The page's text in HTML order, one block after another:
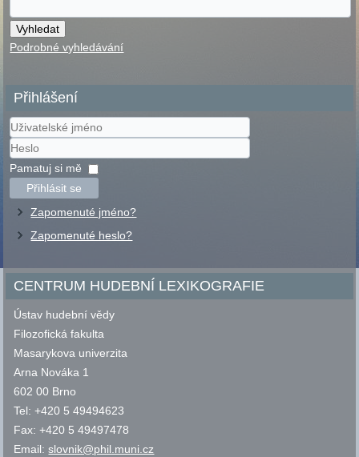
Podrobné vyhledávání
Přihlášení
Uživatelské
jméno
Heslo
Pamatuj si mě
Přihlásit se
Zapomenuté jméno?
Zapomenuté heslo?
CENTRUM HUDEBNÍ LEXIKOGRAFIE
Ústav hudební vědy
Filozofická fakulta
Masarykova univerzita
Arna Nováka 1
602 00 Brno
Tel: +420 5 49494623
Fax: +420 5 49497478
Email:slovnik@phil.muni.cz